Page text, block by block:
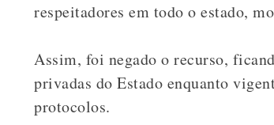
respeitadores em todo o estado,
Assim, foi negado o recurso,
privadas do Estado enquanto
protocolos.